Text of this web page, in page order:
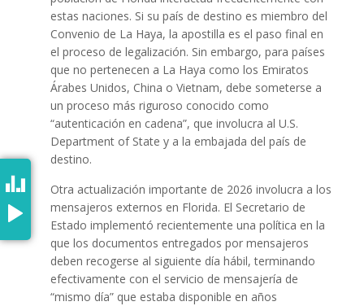
estas naciones. Si su país de destino es miembro del
Convenio de La Haya, la apostilla es el paso final en
el proceso de legalización. Sin embargo, para países
que no pertenecen a La Haya como los Emiratos
Árabes Unidos, China o Vietnam, debe someterse a
un proceso más riguroso conocido como
“autenticación en cadena”, que involucra al U.S.
Department of State y a la embajada del país de
destino.
Otra actualización importante de 2026 involucra a los
mensajeros externos en Florida. El Secretario de
Estado implementó recientemente una política en la
que los documentos entregados por mensajeros
deben recogerse al siguiente día hábil, terminando
efectivamente con el servicio de mensajería de
“mismo día” que estaba disponible en años